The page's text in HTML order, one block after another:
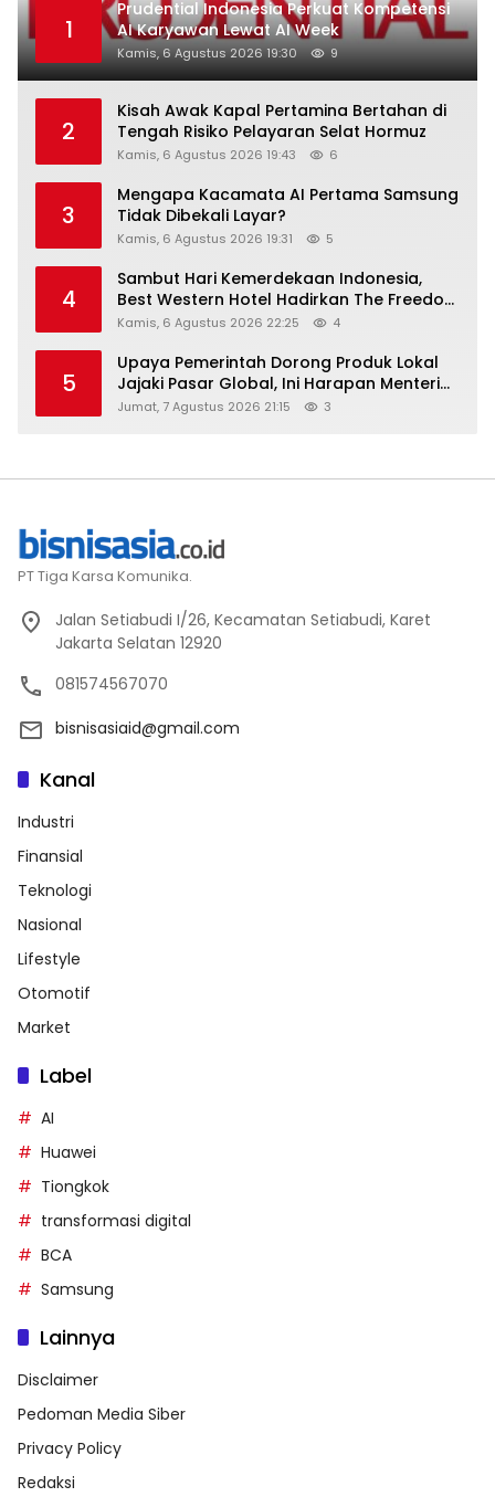
1
Prudential Indonesia Perkuat Kompetensi
AI Karyawan Lewat AI Week
Kamis, 6 Agustus 2026 19:30 9
2
Kisah Awak Kapal Pertamina Bertahan di
Tengah Risiko Pelayaran Selat Hormuz
Kamis, 6 Agustus 2026 19:43 6
3
Mengapa Kacamata AI Pertama Samsung
Tidak Dibekali Layar?
Kamis, 6 Agustus 2026 19:31 5
4
Sambut Hari Kemerdekaan Indonesia,
Best Western Hotel Hadirkan The Freedom
Stay Diskon Hingga 45%
Kamis, 6 Agustus 2026 22:25 4
5
Upaya Pemerintah Dorong Produk Lokal
Jajaki Pasar Global, Ini Harapan Menteri
Perindustrian RI Lewat ILT dan IGT Expo
Jumat, 7 Agustus 2026 21:15 3
PT Tiga Karsa Komunika.
Jalan Setiabudi I/26, Kecamatan Setiabudi, Karet
Jakarta Selatan 12920
081574567070
bisnisasiaid@gmail.com
Kanal
Industri
Finansial
Teknologi
Nasional
Lifestyle
Otomotif
Market
Label
AI
Huawei
Tiongkok
transformasi digital
BCA
Samsung
Lainnya
Disclaimer
Pedoman Media Siber
Privacy Policy
Redaksi